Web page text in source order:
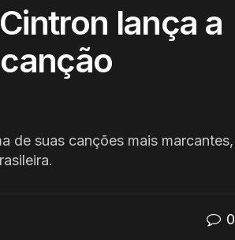
lança a
de suas canções mais marcantes,
0